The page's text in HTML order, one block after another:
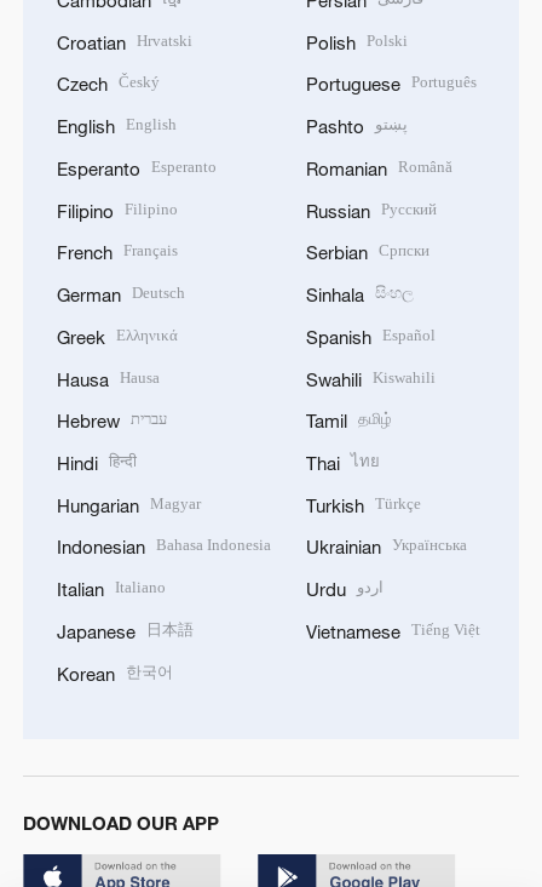
Croatian Hrvatski
Czech Český
English English
Esperanto Esperanto
Filipino Filipino
French Français
German Deutsch
Greek Ελληνικά
Hausa Hausa
Hebrew עברית
Hindi हिन्दी
Hungarian Magyar
Indonesian Bahasa Indonesia
Italian Italiano
Japanese 日本語
Korean 한국어
Polish Polski
Portuguese Português
Pashto پښتو
Romanian Română
Russian Русский
Serbian Српски
Sinhala සිංහල
Spanish Español
Swahili Kiswahili
Tamil தமிழ்
Thai ไทย
Turkish Türkçe
Ukrainian Українська
Urdu اردو
Vietnamese Tiếng Việt
DOWNLOAD OUR APP